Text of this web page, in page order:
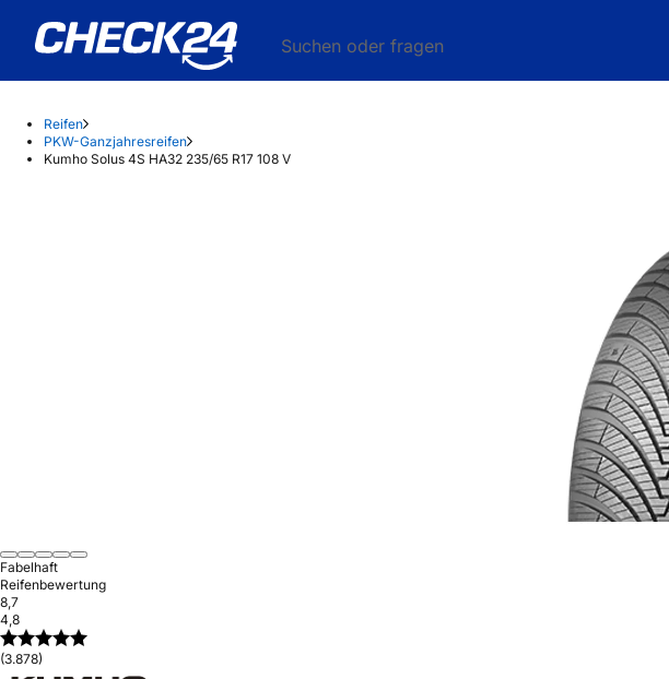
Suchen oder fragen
Reifen
PKW-Ganzjahresreifen
Kumho Solus 4S HA32 235/65 R17 108 V
Fabelhaft
Reifenbewertung
8,7
4,8
(3.878)